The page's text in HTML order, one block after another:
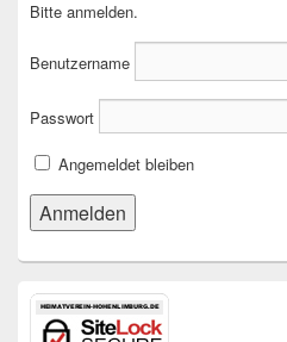
Bitte anmelden.
Benutzername
Passwort
Angemeldet bleiben